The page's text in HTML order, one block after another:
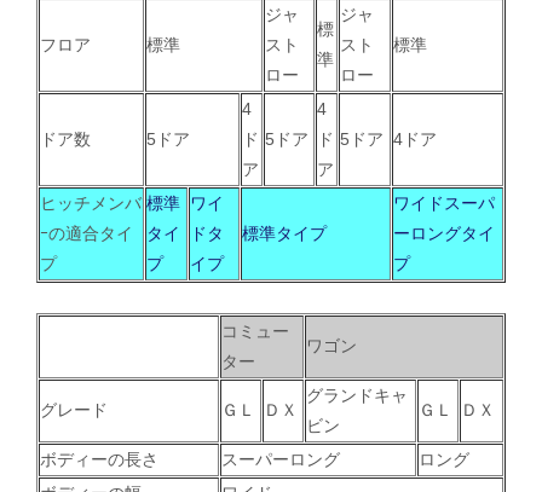
フロア 標準
ジャ
スト
ロー
標
準
ジャ
スト
ロー
標準
ドア数 5ドア
4
ド
ア
5ドア
4
ド
ア
5ドア 4ドア
ヒッチメンバ
ｰの適合タイ
プ
標準
タイ
プ
ワイ
ドタ
イプ
標準タイプ
ワイドスーパ
ーロングタイ
プ
コミュー
ター
ワゴン
グレード ＧＬ ＤＸ
グランドキャ
ビン
ＧＬ ＤＸ
ボディーの長さ スーパーロング
ロング